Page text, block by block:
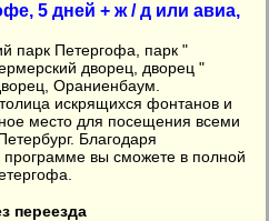
5 дней + ж / д или авиа,
парк Петергофа, парк "
дворец, дворец "
Ораниенбаум.
искрящихся фонтанов и
место для посещения всеми
Благодаря
программе вы сможете в полной
переезда